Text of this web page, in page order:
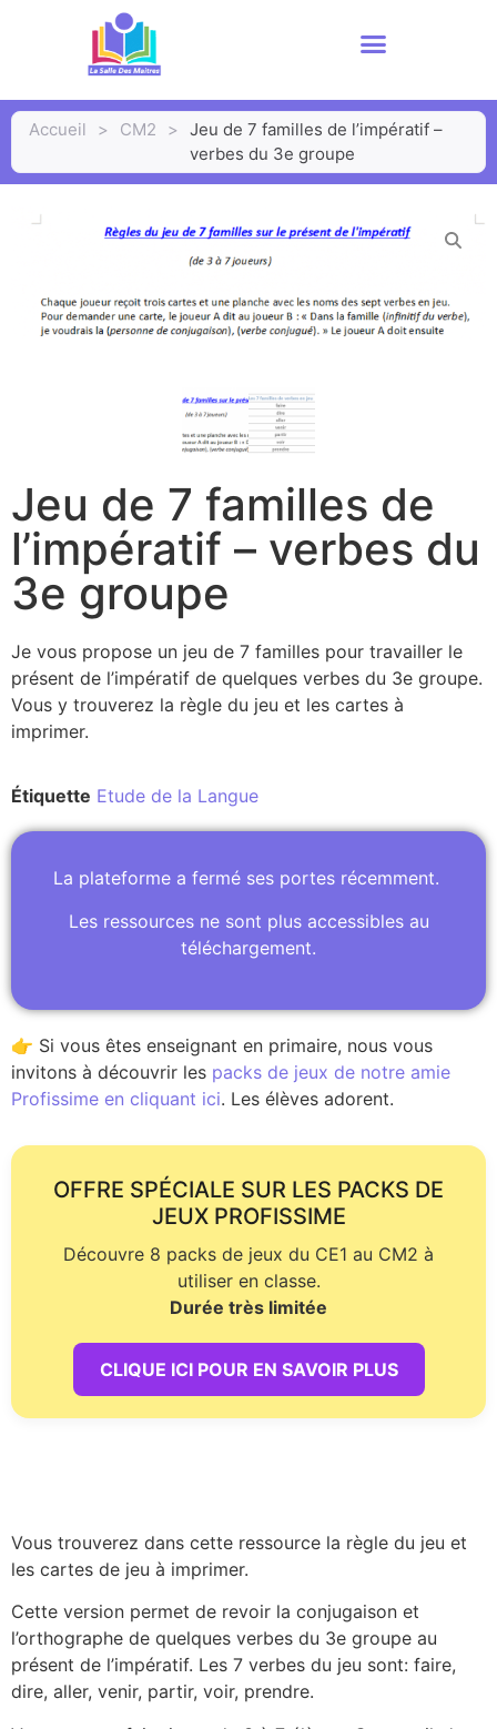
Accueil > CM2 >
Jeu de 7 familles de l’impératif –
verbes du 3e groupe
Jeu de 7 familles de
l’impératif – verbes du
3e groupe
Je vous propose un jeu de 7 familles pour travailler le
présent de l’impératif de quelques verbes du 3e groupe.
Vous y trouverez la règle du jeu et les cartes à
imprimer.
Étiquette Etude de la Langue
La plateforme a fermé ses portes récemment.
Les ressources ne sont plus accessibles au
téléchargement.
👉 Si vous êtes enseignant en primaire, nous vous
invitons à découvrir les packs de jeux de notre amie
Profissime en cliquant ici. Les élèves adorent.
OFFRE SPÉCIALE SUR LES PACKS DE
JEUX PROFISSIME
Découvre 8 packs de jeux du CE1 au CM2 à
utiliser en classe.
Durée très limitée
CLIQUE ICI POUR EN SAVOIR PLUS
Vous trouverez dans cette ressource la règle du jeu et
les cartes de jeu à imprimer.
Cette version permet de revoir la conjugaison et
l’orthographe de quelques verbes du 3e groupe au
présent de l’impératif. Les 7 verbes du jeu sont: faire,
dire, aller, venir, partir, voir, prendre.